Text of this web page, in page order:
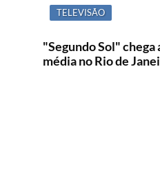
TELEVISÃO
"Segundo Sol" chega
média no Rio de